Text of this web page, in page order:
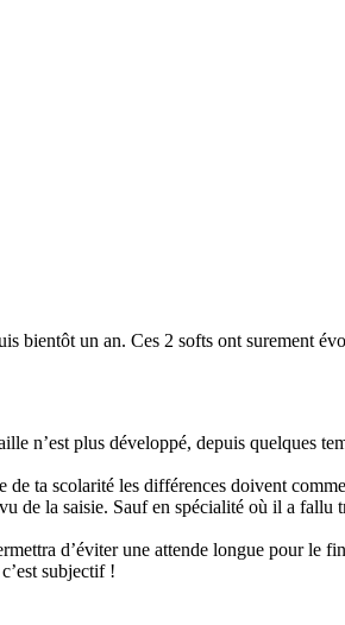
bientôt un an. Ces 2 softs ont surement
n’est plus développé, depuis quelques
ta scolarité les différences doivent
de la saisie. Sauf en spécialité où il a fallu
d’éviter une attende longue pour le
subjectif !